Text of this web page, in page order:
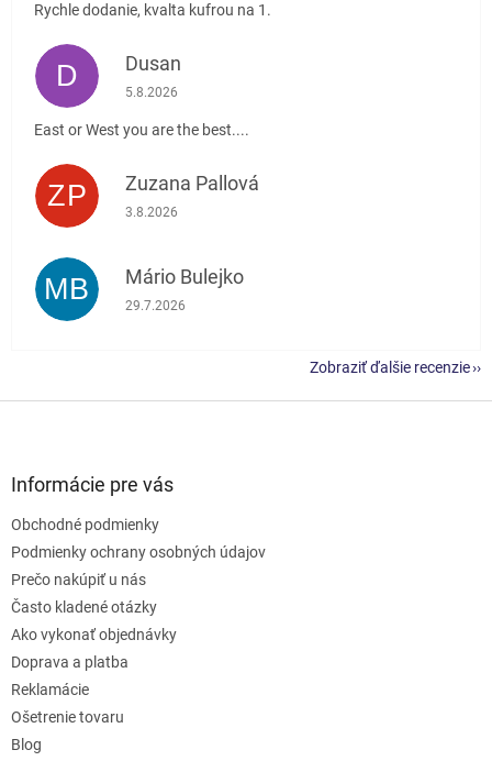
Rychle dodanie, kvalta kufrou na 1.
D Dusan
Hodnotenie obchodu je 5 z 5 hviezdičiek.
5.8.2026
East or West you are the best....
ZP Zuzana Pallová
Hodnotenie obchodu je 5 z 5 hviezdičiek.
3.8.2026
MB Mário Bulejko
Hodnotenie obchodu je 5 z 5 hviezdičiek.
29.7.2026
Zobraziť ďalšie recenzie
Informácie pre vás
Obchodné podmienky
Podmienky ochrany osobných údajov
Prečo nakúpiť u nás
Často kladené otázky
Ako vykonať objednávky
Doprava a platba
Reklamácie
Ošetrenie tovaru
Blog